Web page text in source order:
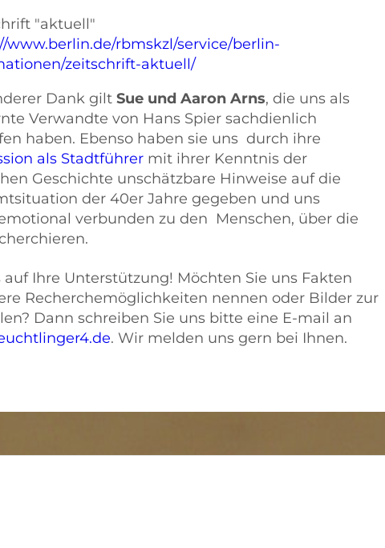
"aktuell"
www.berlin.de/rbmskzl/service/berlin-
zeitschrift-aktuell/
Dank gilt Sue und Aaron Arns, die uns als
Verwandte von Hans Spier sachdienlich
haben. Ebenso haben sie uns durch ihre
als Stadtführermit ihrer Kenntnis der
Geschichte unschätzbare Hinweise auf die
der 40er Jahre gegeben und uns
verbunden zu den Menschen, über die
Ihre Unterstützung! Möchten Sie uns Fakten
Recherchemöglichkeiten nennen oder Bilder zur
Dann schreiben Sie uns bitte eine E-mail an
. Wir melden uns gern bei Ihnen.